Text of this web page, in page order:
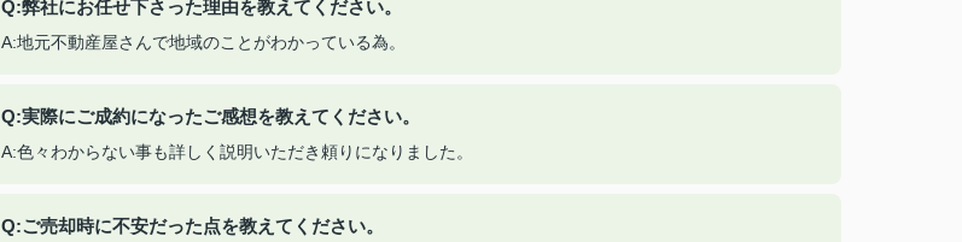
Q:弊社にお任せ下さった理由を教えてください。
A:地元不動産屋さんで地域のことがわかっている為。
Q:実際にご成約になったご感想を教えてください。
A:色々わからない事も詳しく説明いただき頼りになりました。
Q:ご売却時に不安だった点を教えてください。